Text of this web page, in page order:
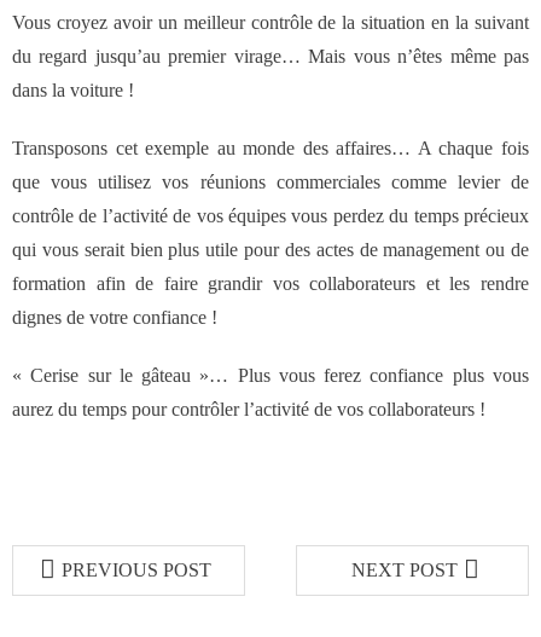
Vous croyez avoir un meilleur contrôle de la situation en la suivant
du regard jusqu’au premier virage… Mais vous n’êtes même pas
dans la voiture !
Transposons cet exemple au monde des affaires… A chaque fois
que vous utilisez vos réunions commerciales comme levier de
contrôle de l’activité de vos équipes vous perdez du temps précieux
qui vous serait bien plus utile pour des actes de management ou de
formation afin de faire grandir vos collaborateurs et les rendre
dignes de votre confiance !
« Cerise sur le gâteau »… Plus vous ferez confiance plus vous
aurez du temps pour contrôler l’activité de vos collaborateurs !
PREVIOUS POST NEXT POST